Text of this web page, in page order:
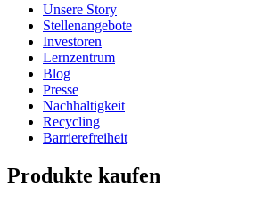
Unsere Story
Stellenangebote
Investoren
Lernzentrum
Blog
Presse
Nachhaltigkeit
Recycling
Barrierefreiheit
Produkte kaufen